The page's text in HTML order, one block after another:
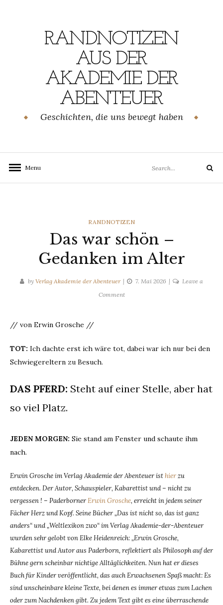
RANDNOTIZEN
AUS DER
AKADEMIE DER
ABENTEUER
Geschichten, die uns bewegt haben
Menu
for:
Search
CATEGORIES
RANDNOTIZEN
Das war schön –
Gedanken im Alter
by Verlag Akademie der Abenteuer 7. Mai 2026
Leave a
Commenton
Gedanken
// von Erwin Grosche //
TOT: Ich dachte erst ich wäre tot, dabei war ich nur bei den
Schwiegereltern zu Besuch.
DAS PFERD: Steht auf einer Stelle, aber hat
so viel Platz.
JEDEN MORGEN: Sie stand am Fenster und schaute ihm
nach.
Erwin Grosche im Verlag Akademie der Abenteuer isthierzu
entdecken. Der Autor, Schauspieler, Kabarettist und – nicht zu
vergessen ! – PaderbornerErwin Grosche, erreicht in jedem seiner
Fächer Herz und Kopf. Seine Bücher „Das ist nicht so, das ist ganz
anders“ und „Weltlexikon zwo“ im Verlag Akademie-der-Abenteuer
wurden sehr gelobt von Elke Heidenreich: „Erwin Grosche,
Kabarettist und Autor aus Paderborn, reflektiert als Philosoph auf der
Bühne gern scheinbar nichtige Alltäglichkeiten. Nun hat er dieses
Buch für Kinder veröffentlicht, das auch Erwachsenen Spaß macht: Es
sind unscheinbare kleine Texte, bei denen es immer etwas zum Lachen
oder zum Nachdenken gibt. Zu jedem Text gibt es eine überraschende